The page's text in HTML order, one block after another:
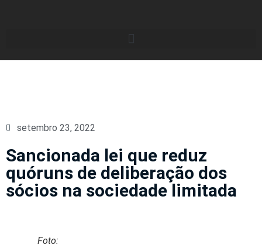
setembro 23, 2022
Sancionada lei que reduz
quóruns de deliberação dos
sócios na sociedade limitada
Foto: